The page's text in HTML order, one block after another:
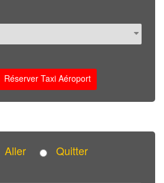
Réserver Taxi Aéroport
Aller Quitter